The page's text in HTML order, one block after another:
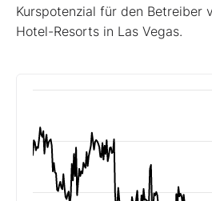
Kurspotenzial für den Betreiber
Hotel-Resorts in Las Vegas.